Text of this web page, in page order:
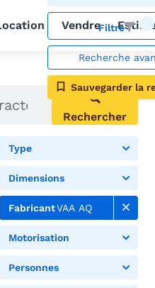
VendreFiltre
Recherche
Sauvegarder la
Rechercher
Type
Dimensions
FabricantVAA AQ
Motorisation
Personnes